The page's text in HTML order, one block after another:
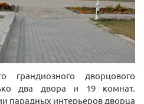
дворцового
два двора и 19 комнат.
парадных интерьеров дворца